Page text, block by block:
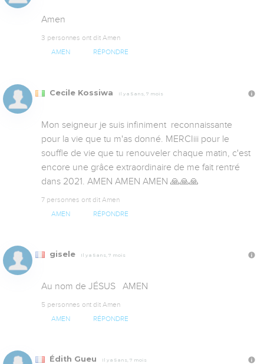
Amen
3 personnes ont dit Amen
AMEN RÉPONDRE
Cecile Kossiwa Il y a 5 ans, 7 mois
Mon seigneur je suis infiniment  reconnaissante
pour la vie que tu m'as donné. MERCIiii pour le
souffle de vie que tu renouveler chaque matin, c'est
encore une grâce extraordinaire de me fait rentré
dans 2021. AMEN AMEN AMEN 🙏🙏🙏
7 personnes ont dit Amen
AMEN RÉPONDRE
gisele Il y a 5 ans, 7 mois
Au nom de JÉSUS   AMEN
5 personnes ont dit Amen
AMEN RÉPONDRE
Édith Gueu Il y a 5 ans, 7 mois